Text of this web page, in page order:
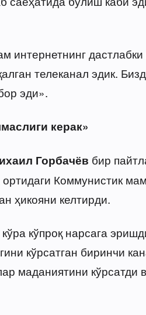
интернетнинг
телеканал эдик.
эди».
керак»
Горбачёв бир
Коммунистик
ҳикояни келтирди.
кўпроқ нарсага
кўрсатган биринчи
маданиятини кўрсатди